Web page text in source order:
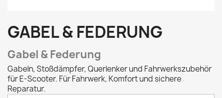
GABEL & FEDERUNG
Gabel & Federung
Gabeln, Stoßdämpfer, Querlenker und Fahrwerkszubehör
für E-Scooter. Für Fahrwerk, Komfort und sichere
Reparatur.